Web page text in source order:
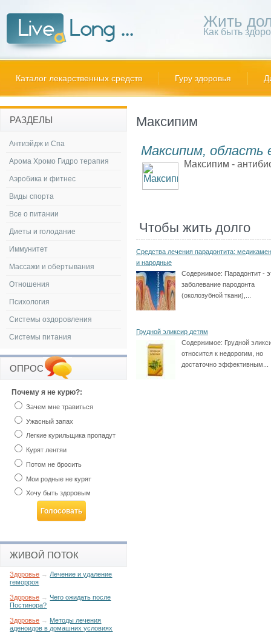
Жить
Как быть
Каталог лекарственных средств Гуру здоровья
Максипим
Максипим, область
Максипим -
Чтобы жить долго
Средства лечения парадонтита:
и народные
Содержимое: Парадонтит -
заболевание пародонта
(околозубной ткани),...
Грудной эликсир детям
Содержимое: Грудной
относится к недорогим, но
достаточно эффективным...
РАЗДЕЛЫ
Антиэйдж и Спа
Арома Хромо Гидро терапия
Аэробика и фитнес
Виды спорта
Все о питании
Диеты и голодание
Иммунитет
Массажи и обертывания
Отношения
Психология
Системы оздоровления
Системы питания
ОПРОС
Почему я не курю?:
Зачем мне травиться
Ужасный запах
Легкие курильщика пропадут
Курят лентяи
Потом не бросить
Мои родные не курят
Хочу быть здоровым
ЖИВОЙ ПОТОК
Здоровье → Лечение и удаление
геморроя
Здоровье →Чего ожидать после
Постинора?
Здоровье → Методы лечения
аденоидов в домашних условиях